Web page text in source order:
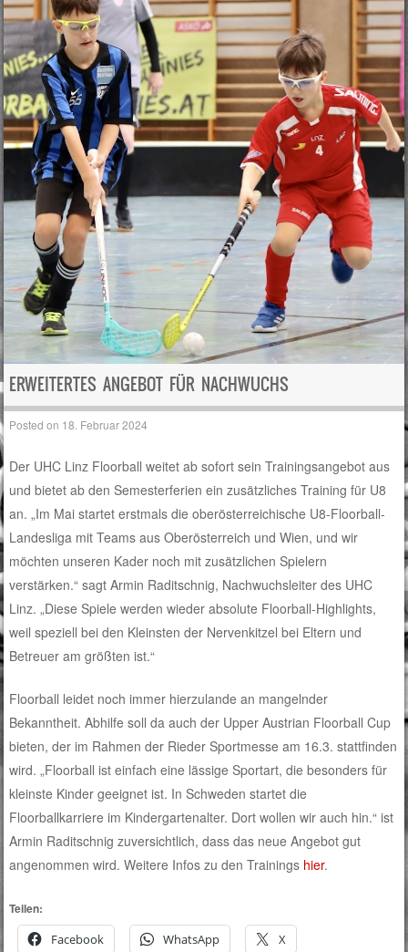
ERWEITERTES ANGEBOT FÜR NACHWUCHS
Posted on 18. Februar 2024
Der UHC Linz Floorball weitet ab sofort sein Trainingsangebot aus
und bietet ab den Semesterferien ein zusätzliches Training für U8
an. „Im Mai startet erstmals die oberösterreichische U8-Floorball-
Landesliga mit Teams aus Oberösterreich und Wien, und wir
möchten unseren Kader noch mit zusätzlichen Spielern
verstärken.“ sagt Armin Raditschnig, Nachwuchsleiter des UHC
Linz. „Diese Spiele werden wieder absolute Floorball-Highlights,
weil speziell bei den Kleinsten der Nervenkitzel bei Eltern und
Betreuer am größten ist.“
Floorball leidet noch immer hierzulande an mangelnder
Bekanntheit. Abhilfe soll da auch der Upper Austrian Floorball Cup
bieten, der im Rahmen der Rieder Sportmesse am 16.3. stattfinden
wird. „Floorball ist einfach eine lässige Sportart, die besonders für
kleinste Kinder geeignet ist. In Schweden startet die
Floorballkarriere im Kindergartenalter. Dort wollen wir auch hin.“ ist
Armin Raditschnig zuversichtlich, dass das neue Angebot gut
angenommen wird. Weitere Infos zu den Trainings hier.
Teilen:
Facebook
WhatsApp X